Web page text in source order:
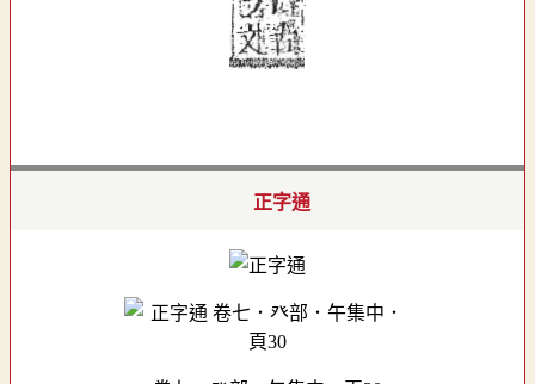
正字通